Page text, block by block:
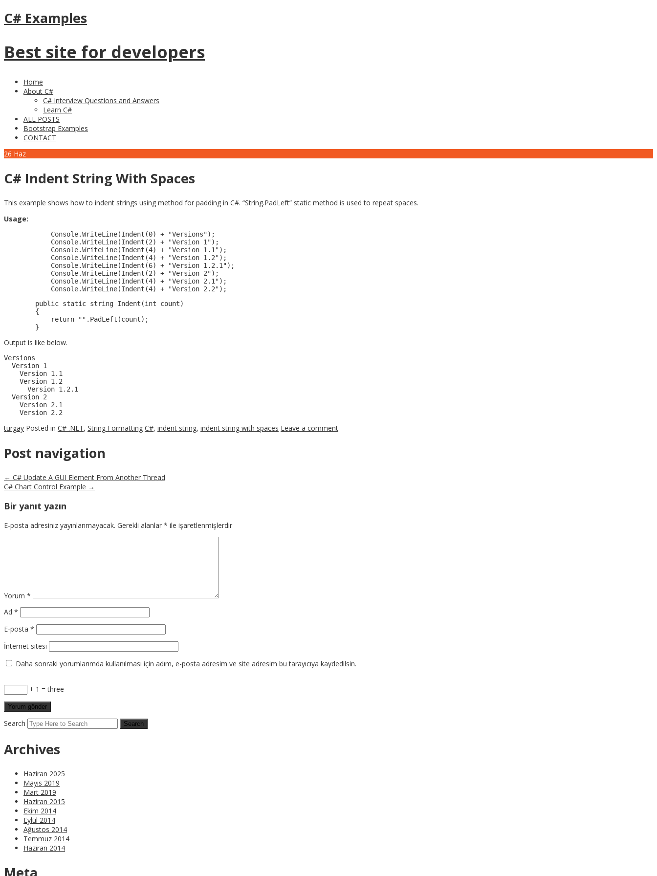
C# Examples
Best site for developers
Home
About C#
C# Interview Questions and Answers
Learn C#
ALL POSTS
Bootstrap Examples
CONTACT
26 Haz
C# Indent String With Spaces
This example shows how to indent strings using method for padding in C#. “String.PadLeft” static method is used to repeat spaces.
Usage:
            Console.WriteLine(Indent(0) + "Versions");
            Console.WriteLine(Indent(2) + "Version 1");
            Console.WriteLine(Indent(4) + "Version 1.1");
            Console.WriteLine(Indent(4) + "Version 1.2");
            Console.WriteLine(Indent(6) + "Version 1.2.1");
            Console.WriteLine(Indent(2) + "Version 2");
            Console.WriteLine(Indent(4) + "Version 2.1");
        public static string Indent(int count)
        {
            return "".PadLeft(count);
Output is like below.
Versions
  Version 1
    Version 1.1
    Version 1.2
      Version 1.2.1
  Version 2
    Version 2.1
turgay Posted in C# .NET, String Formatting C#, indent string, indent string with spaces Leave a comment
Post navigation
← C# Update A GUI Element From Another Thread
C# Chart Control Example →
Bir yanıt yazın
E-posta adresiniz yayınlanmayacak. Gerekli alanlar * ile işaretlenmişlerdir
Yorum *
Ad *
E-posta *
İnternet sitesi
Daha sonraki yorumlarımda kullanılması için adım, e-posta adresim ve site adresim bu tarayıcıya kaydedilsin.
+ 1 = three
Search
Archives
Haziran 2025
Mayıs 2019
Mart 2019
Haziran 2015
Ekim 2014
Eylül 2014
Ağustos 2014
Temmuz 2014
Haziran 2014